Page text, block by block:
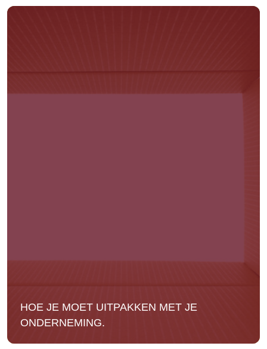
HOE JE MOET UITPAKKEN MET JE
ONDERNEMING.